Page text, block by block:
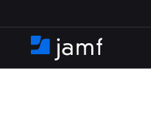
​
至
住
家